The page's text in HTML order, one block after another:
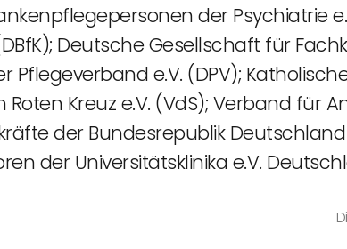
der Psychiatrie
Deutsche Gesellschaft für
Pflegeverband e.V. (DPV);
Kreuz e.V. (VdS); Verband für
der Bundesrepublik
der Universitätsklinika e.V.